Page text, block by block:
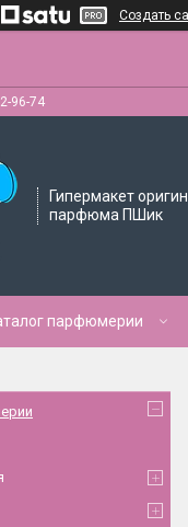
Создать
96-74
Гипермакет
парфюма ПШик
парфюмерии